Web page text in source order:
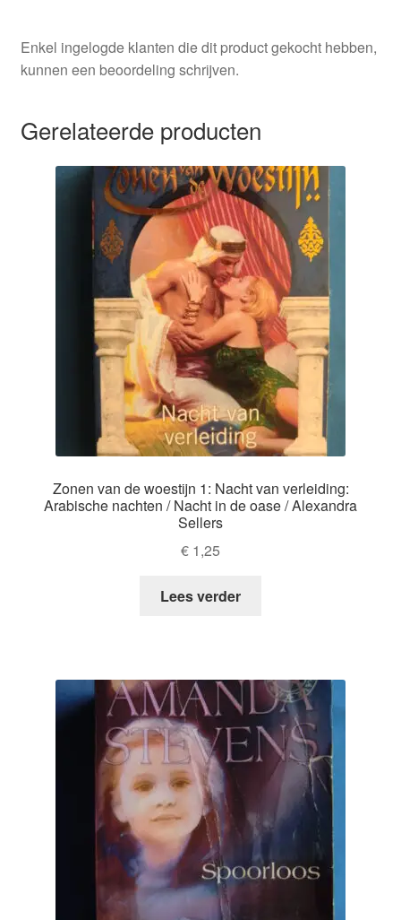
Enkel ingelogde klanten die dit product gekocht hebben,
kunnen een beoordeling schrijven.
Gerelateerde producten
Zonen van de woestijn 1: Nacht van verleiding:
Arabische nachten / Nacht in de oase / Alexandra
Sellers
€ 1,25
Lees verder